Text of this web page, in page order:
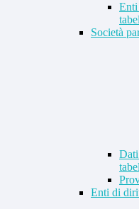
Società
Enti di